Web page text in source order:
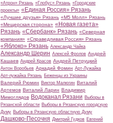
«Атрон» Рязань «Глобус» Рязань «Городские
проекты» «Единая Россия» Рязань
«Лучшие друзья» Рязань «М5 Молл» Рязань
«Мещерская сторона» «Новая газета»
Рязань «Сбербанк» Рязань «Северная
компания» «Справедливая Россия» Рязань
«Яблоко» Рязань Александр Чайка
Александр Шерин Алексей Фролов Андрей
Кашаев Андрей Красов Андрей Петруцкий
Антон Воробьев Аркадий Фомин Арт-Лужайка
Арт-лужайка Рязань Беженцы из Украины
Валерий Рюмин Виктор Малюгин Виталий
Артемов Виталий Ларин Владимир
Мимоглядов Водоканал Рязани Выборы в
Рязанской области Выборы в Рязанскую городскую
Думу Выборы в Рязанскую областную Думу
Дашково-Песочня Дмитрий Гудков Евгений